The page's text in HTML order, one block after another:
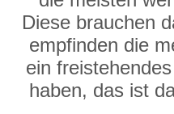
Diese brauchen
empfinden die
ein
haben, das ist